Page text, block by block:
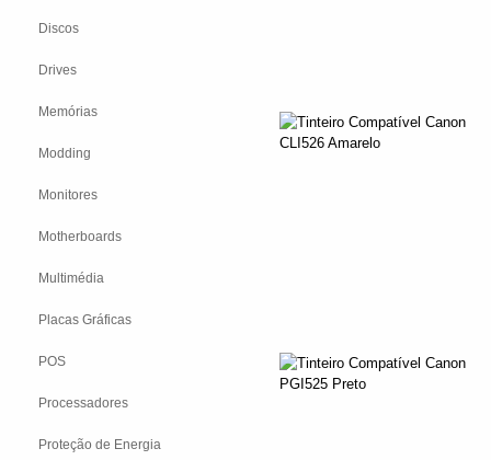
Discos
Drives
Memórias
Modding
Monitores
Motherboards
Multimédia
Placas Gráficas
POS
Processadores
Proteção de Energia